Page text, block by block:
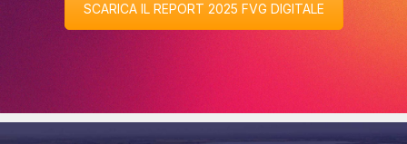
SCARICA IL REPORT 2025 FVG DIGITALE